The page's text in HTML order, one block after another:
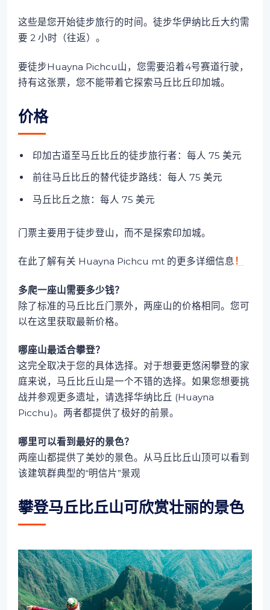
这些是您开始徒步旅行的时间。徒步华伊纳比丘大约需
要 2 小时（往返）。
要徒步Huayna Pichcu山，您需要沿着4号赛道行驶，
持有这张票，您不能带着它探索马丘比丘印加城。
价格
印加古道至马丘比丘的徒步旅行者：每人 75 美元
前往马丘比丘的替代徒步路线：每人 75 美元
马丘比丘之旅：每人 75 美元
门票主要用于徒步登山，而不是探索印加城。
在此了解有关 Huayna Pichcu mt 的更多详细信息 ！
多爬一座山需要多少钱？
除了标准的马丘比丘门票外，两座山的价格相同。您可
以在这里获取最新价格。
哪座山最适合攀登？
这完全取决于您的具体选择。对于想要更悠闲攀登的家
庭来说，马丘比丘山是一个不错的选择。如果您想要挑
战并参观更多遗址，请选择华纳比丘 (Huayna
Picchu)。两者都提供了极好的前景。
哪里可以看到最好的景色？
两座山都提供了美妙的景色。从马丘比丘山顶可以看到
该建筑群典型的“明信片”景观
攀登马丘比丘山可欣赏壮丽的景色